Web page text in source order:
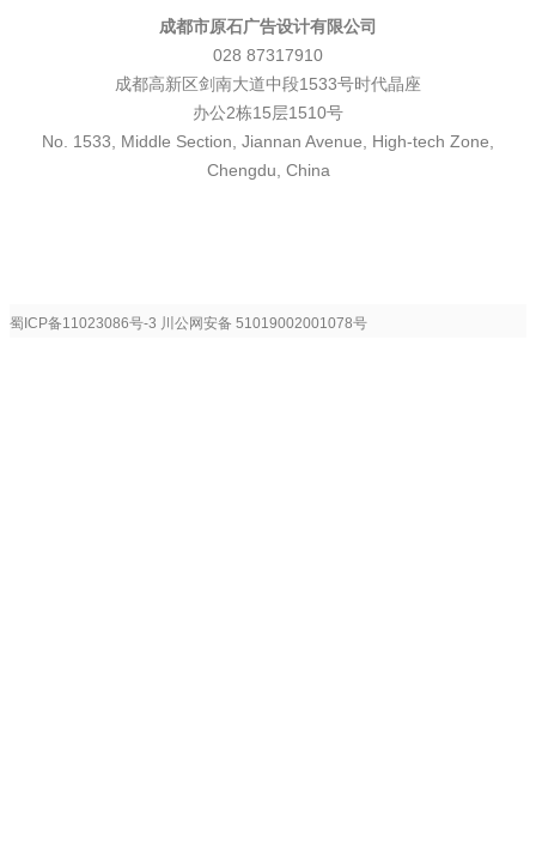
成都市原石广告设计有限公司
028 87317910
成都高新区剑南大道中段1533号时代晶座
办公2栋15层1510号
No. 1533, Middle Section, Jiannan Avenue, High-tech Zone,
Chengdu, China
蜀ICP备11023086号-3 川公网安备 51019002001078号